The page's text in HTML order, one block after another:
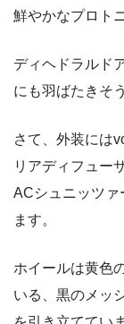
鮮やかなプロト
ディヘドラルド
にも羽ばたきそ
さて、外装には
リアディフュー
ACシュニッツァ
ます。
ホイールは黄色
いる、黒のメッ